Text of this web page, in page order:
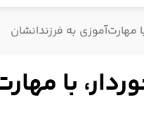
مهارت‌آموزی به فرزندانشان
با